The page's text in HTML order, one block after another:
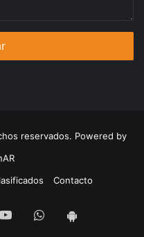
reservados. Powered by
Contacto
YoutubeWhatsapp